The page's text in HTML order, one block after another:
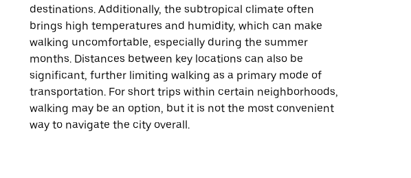
destinations. Additionally, the subtropical climate often
brings high temperatures and humidity, which can make
walking uncomfortable, especially during the summer
months. Distances between key locations can also be
significant, further limiting walking as a primary mode of
transportation. For short trips within certain neighborhoods,
walking may be an option, but it is not the most convenient
way to navigate the city overall.